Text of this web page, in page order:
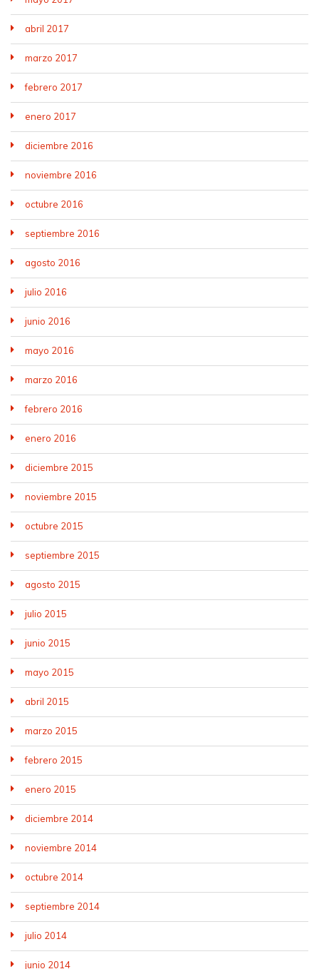
abril 2017
marzo 2017
febrero 2017
enero 2017
diciembre 2016
noviembre 2016
octubre 2016
septiembre 2016
agosto 2016
julio 2016
junio 2016
mayo 2016
marzo 2016
febrero 2016
enero 2016
diciembre 2015
noviembre 2015
octubre 2015
septiembre 2015
agosto 2015
julio 2015
junio 2015
mayo 2015
abril 2015
marzo 2015
febrero 2015
enero 2015
diciembre 2014
noviembre 2014
octubre 2014
septiembre 2014
julio 2014
junio 2014